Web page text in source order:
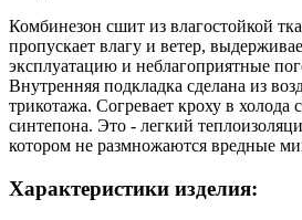
Комбинезон сшит из влагостойкой
пропускает влагу и ветер,
эксплуатацию и неблагоприятные
Внутренняя подкладка сделана из
трикотажа. Согревает кроху в холода
синтепона. Это - легкий
котором не размножаются вредные
Характеристики изделия: